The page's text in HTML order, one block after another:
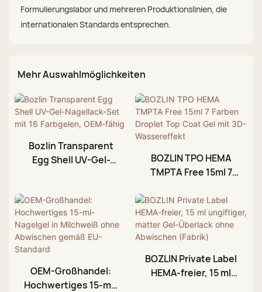
Formulierungslabor und mehreren Produktionslinien, die
internationalen Standards entsprechen.
Mehr Auswahlmöglichkeiten
Bozlin Transparent
Egg Shell UV-Gel-
fähig
BOZLIN TPO HEMA
TMPTA Free 15ml 7
Coat Gel mit 3D-
Wassereffekt
OEM-Großhandel:
Hochwertiges 15-ml-
BOZLIN Private Label
HEMA-freier, 15 ml